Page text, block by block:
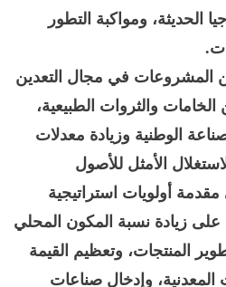
الحديثة، ومواكبة التطور
المشروعات في مجال التعدين
والثروات الطبيعية،
الوطنية وزيادة معدلات
الأمثل للأصول
أولويات استراتيجية
على زيادة نسبة المكون المحلي
المنتجات، وتعظيم القيمة
المعدنية، وإدخال صناعات